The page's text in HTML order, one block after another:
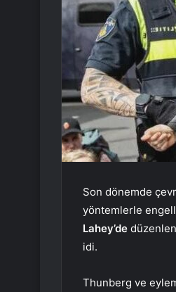
Son dönemde
yöntemlerle
Lahey’de
idi.
Thunberg ve